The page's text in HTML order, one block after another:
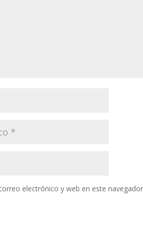
electrónico y web en este